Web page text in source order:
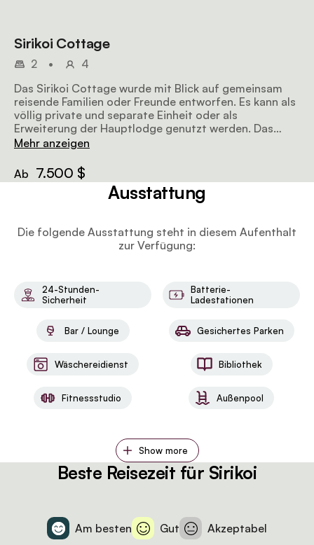
Sirikoi Cottage
2 •
4
Das Sirikoi Cottage wurde mit Blick auf gemeinsam
reisende Familien oder Freunde entworfen. Es kann als
völlig private und separate Einheit oder als
Erweiterung der Hauptlodge genutzt werden. Das
Cottage hat zwei Schlafzimmer, die jeweils mit einem
WC und Doppelwaschbecken ausgestattet sind. Das
große Bett in den Schlafzimmern wird von einer
Sitzecke und einem Kamin flankiert. Ein gemeinsamer
von der aus du die Aussicht auf das Wasserloch und
die Umgebung genießen kannst.
Mehr anzeigen
Ab 7.500 $
Ausstattung
Die folgende Ausstattung steht in diesem Aufenthalt
zur Verfügung:
24-Stunden-
Sicherheit
Batterie-
Ladestationen
Bar / Lounge Gesichertes Parken
Wäschereidienst Bibliothek
Fitnessstudio Außenpool
Show more
Beste Reisezeit für Sirikoi
Am besten Gut Akzeptabel